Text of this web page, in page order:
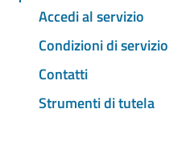
Accedi al servizio
Condizioni di servizio
Contatti
Strumenti di tutela